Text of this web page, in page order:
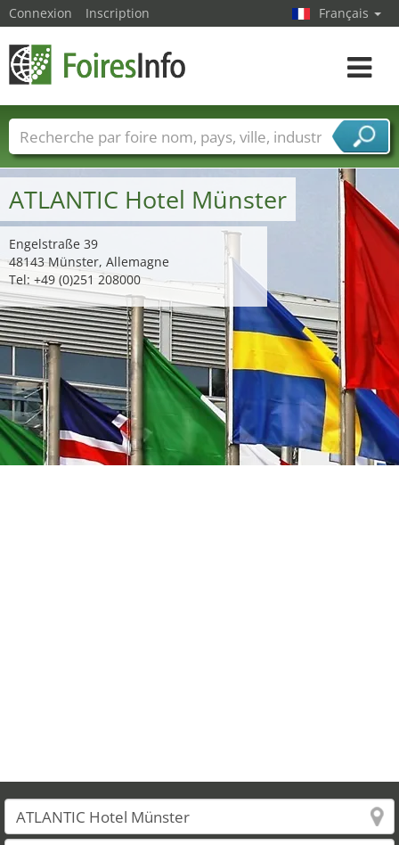
ATLANTIC Hotel Münster
Engelstraße 39
48143 Münster, Allemagne
Tel: +49 (0)251 208000
Connexion Inscription Français
Toggle
Foire noms Pays Villes
Secteurs de foire
Secteurs du fournisseur de services